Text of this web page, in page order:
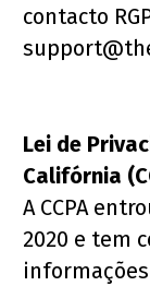
contacto
Lei de
Califórnia
A CCPA
2020 e tem